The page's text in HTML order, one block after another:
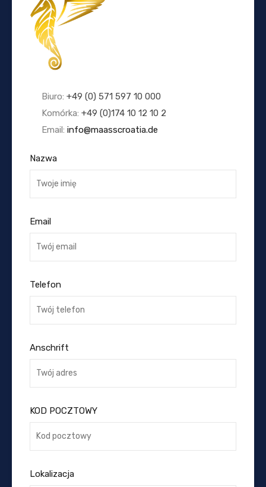
Biuro: +49 (0) 571 597 10 000
Komórka: +49 (0)174 10 12 10 2
Email: info@maasscroatia.de
Nazwa
Email
Telefon
Anschrift
KOD POCZTOWY
Lokalizacja